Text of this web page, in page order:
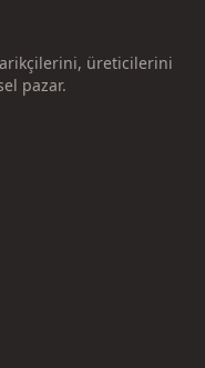
üreticilerini
pazar.